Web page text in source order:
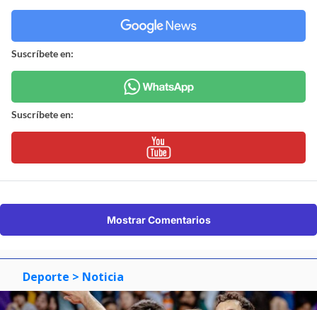
Suscríbete en:
Suscríbete en:
Mostrar Comentarios
Deporte > Noticia